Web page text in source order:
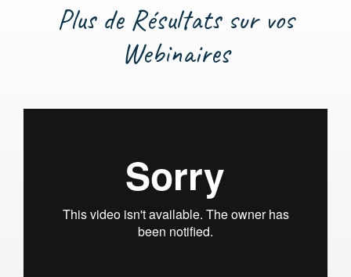
Plus de Résultats sur vos
Webinaires